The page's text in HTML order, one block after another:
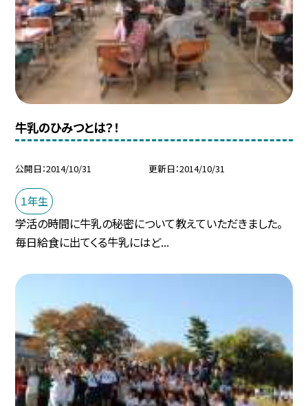
牛乳のひみつとは？！
公開日 2014/10/31 更新日 2014/10/31
１年生
学活の時間に牛乳の秘密について教えていただきました。
毎日給食に出てくる牛乳にはど...